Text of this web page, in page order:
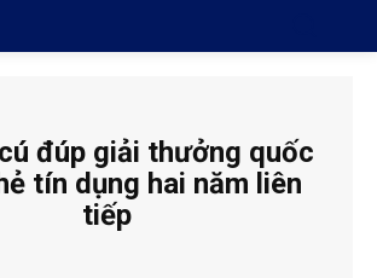
đúp giải thưởng quốc
tín dụng hai năm liên
tiếp